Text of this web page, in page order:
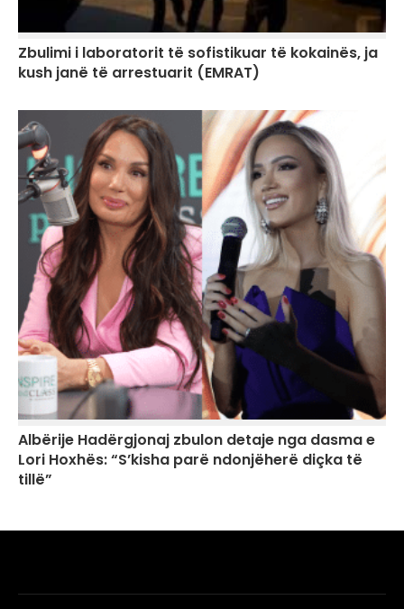
Zbulimi i laboratorit të sofistikuar të kokainës, ja
kush janë të arrestuarit (EMRAT)
Albërije Hadërgjonaj zbulon detaje nga dasma e
Lori Hoxhës: “S’kisha parë ndonjëherë diçka të
tillë”